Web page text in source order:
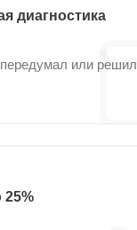
диагностика
или решил
25%